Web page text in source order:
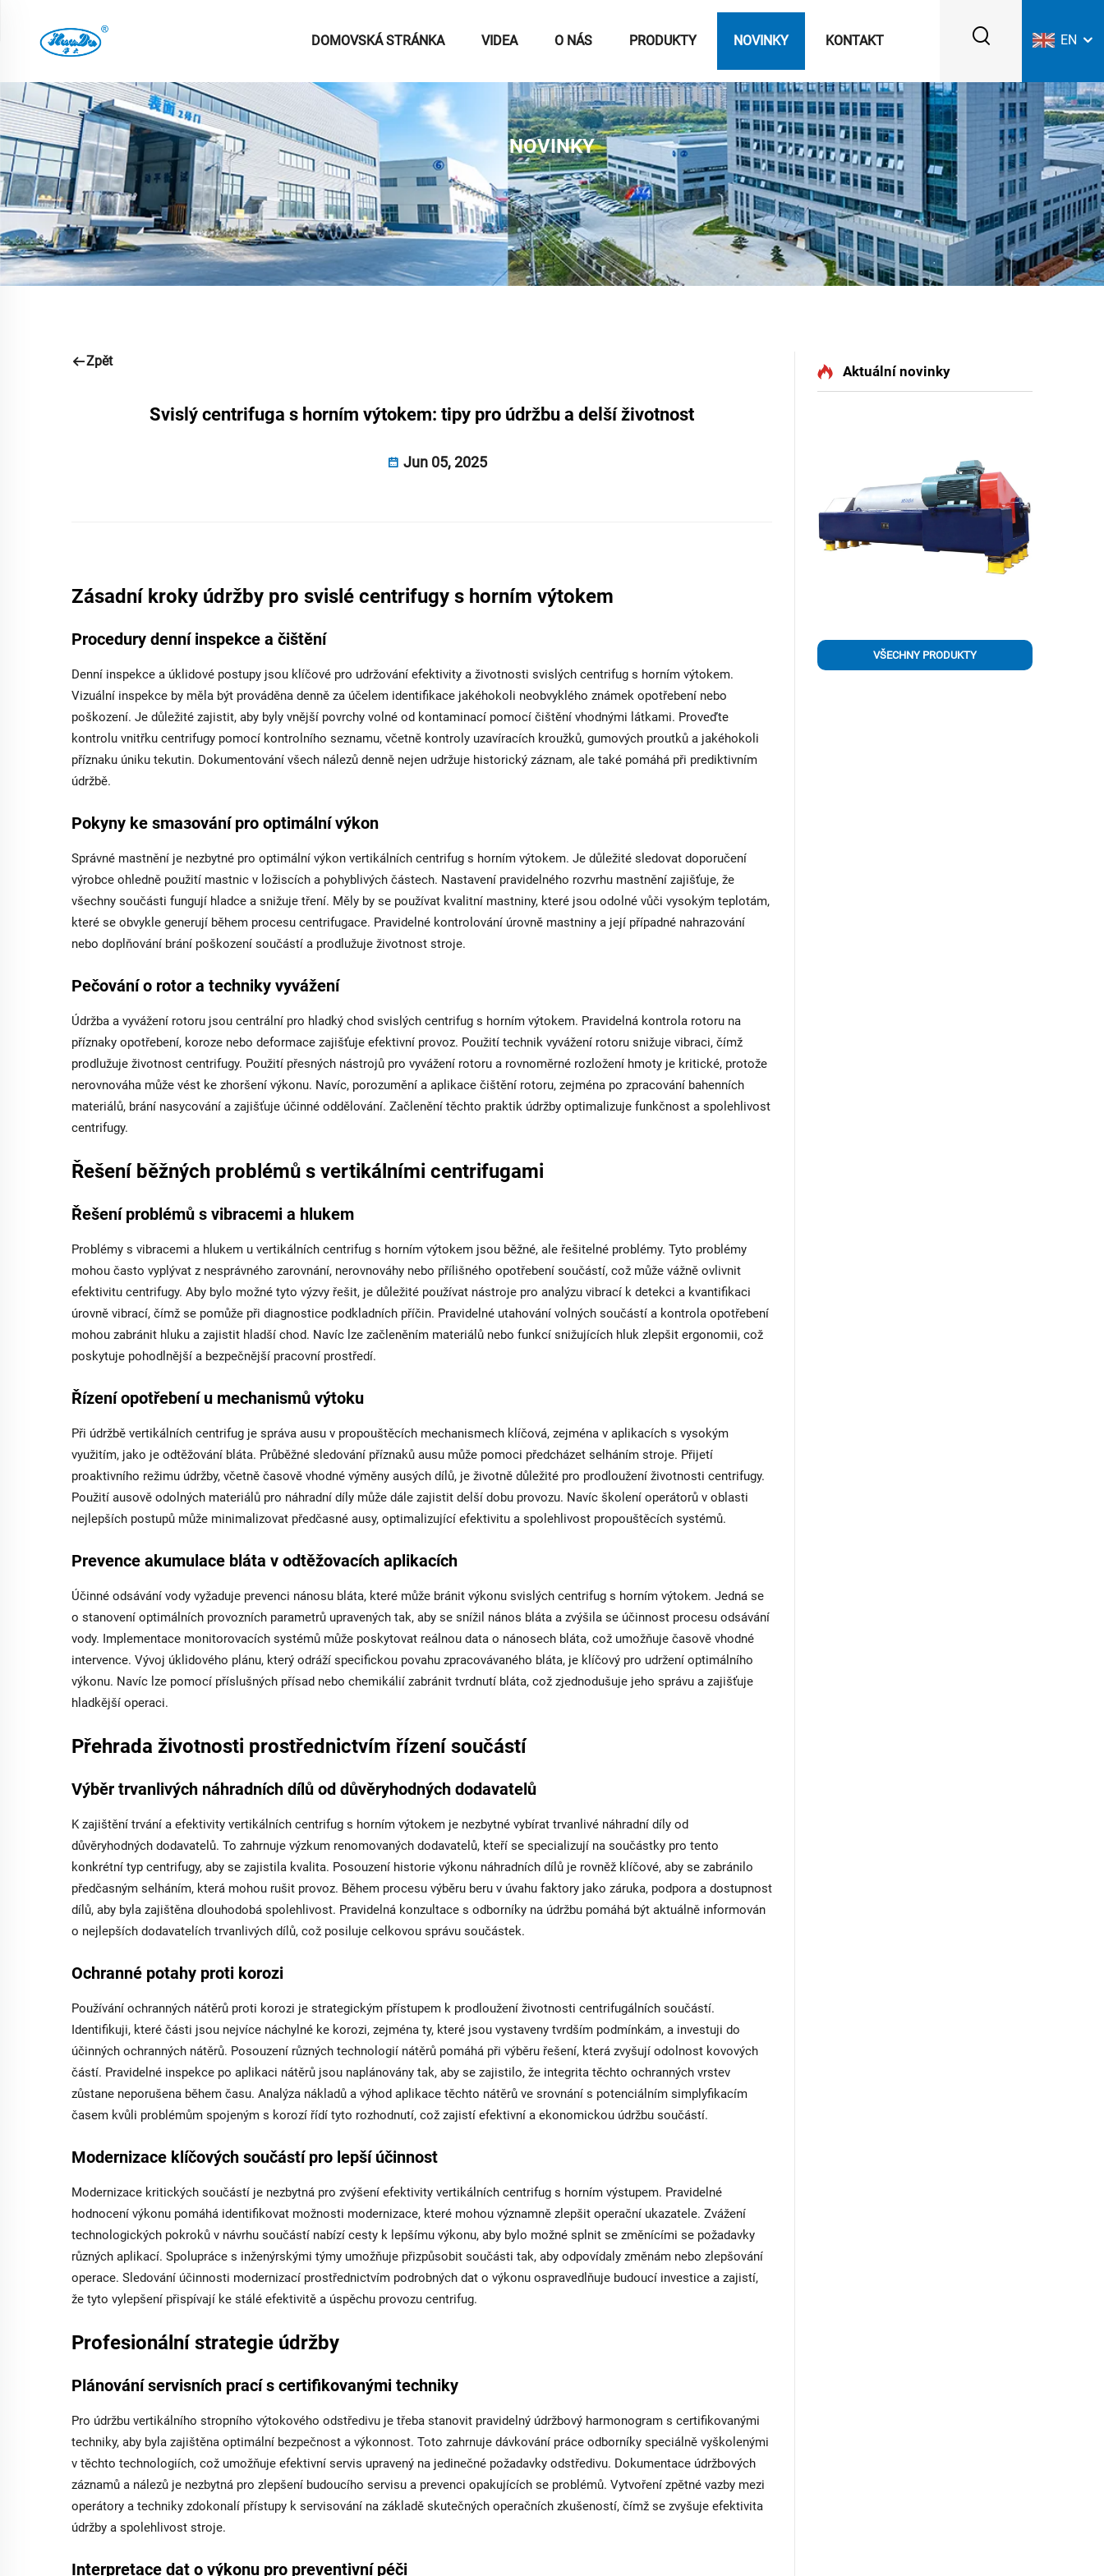
DOMOVSKÁ STRÁNKA VIDEA O NÁS PRODUKTY NOVINKY KONTAKT EN
NOVINKY
Zpět
Svislý centrifuga s horním výtokem: tipy pro údržbu a delší životnost
Jun 05, 2025
Zásadní kroky údržby pro svislé centrifugy s horním výtokem
Procedury denní inspekce a čištění
Denní inspekce a úklidové postupy jsou klíčové pro udržování efektivity a životnosti svislých centrifug s horním výtokem.
Vizuální inspekce by měla být prováděna denně za účelem identifikace jakéhokoli neobvyklého známek opotřebení nebo
poškození. Je důležité zajistit, aby byly vnější povrchy volné od kontaminací pomocí čištění vhodnými látkami. Proveďte
kontrolu vnitřku centrifugy pomocí kontrolního seznamu, včetně kontroly uzavíracích kroužků, gumových proutků a jakéhokoli
příznaku úniku tekutin. Dokumentování všech nálezů denně nejen udržuje historický záznam, ale také pomáhá při prediktivním
údržbě.
Pokyny ke smазování pro optimální výkon
Správné mastnění je nezbytné pro optimální výkon vertikálních centrifug s horním výtokem. Je důležité sledovat doporučení
výrobce ohledně použití mastnic v ložiscích a pohyblivých částech. Nastavení pravidelného rozvrhu mastnění zajišťuje, že
všechny součásti fungují hladce a snižuje tření. Měly by se používat kvalitní mastniny, které jsou odolné vůči vysokým teplotám,
které se obvykle generují během procesu centrifugace. Pravidelné kontrolování úrovně mastniny a její případné nahrazování
nebo doplňování brání poškození součástí a prodlužuje životnost stroje.
Pečování o rotor a techniky vyvážení
Údržba a vyvážení rotoru jsou centrální pro hladký chod svislých centrifug s horním výtokem. Pravidelná kontrola rotoru na
příznaky opotřebení, koroze nebo deformace zajišťuje efektivní provoz. Použití technik vyvážení rotoru snižuje vibraci, čímž
prodlužuje životnost centrifugy. Použití přesných nástrojů pro vyvážení rotoru a rovnoměrné rozložení hmoty je kritické, protože
nerovnováha může vést ke zhoršení výkonu. Navíc, porozumění a aplikace čištění rotoru, zejména po zpracování bahenních
materiálů, brání nasycování a zajišťuje účinné oddělování. Začlenění těchto praktik údržby optimalizuje funkčnost a spolehlivost
centrifugy.
Řešení běžných problémů s vertikálními centrifugami
Řešení problémů s vibracemi a hlukem
Problémy s vibracemi a hlukem u vertikálních centrifug s horním výtokem jsou běžné, ale řešitelné problémy. Tyto problémy
mohou často vyplývat z nesprávného zarovnání, nerovnováhy nebo přílišného opotřebení součástí, což může vážně ovlivnit
efektivitu centrifugy. Aby bylo možné tyto výzvy řešit, je důležité používat nástroje pro analýzu vibrací k detekci a kvantifikaci
úrovně vibrací, čímž se pomůže při diagnostice podkladních příčin. Pravidelné utahování volných součástí a kontrola opotřebení
mohou zabránit hluku a zajistit hladší chod. Navíc lze začleněním materiálů nebo funkcí snižujících hluk zlepšit ergonomii, což
poskytuje pohodlnější a bezpečnější pracovní prostředí.
Řízení opotřebení u mechanismů výtoku
Při údržbě vertikálních centrifug je správa ausu v propouštěcích mechanismech klíčová, zejména v aplikacích s vysokým
využitím, jako je odtěžování bláta. Průběžné sledování příznaků ausu může pomoci předcházet selháním stroje. Přijetí
proaktivního režimu údržby, včetně časově vhodné výměny ausých dílů, je životně důležité pro prodloužení životnosti centrifugy.
Použití ausově odolných materiálů pro náhradní díly může dále zajistit delší dobu provozu. Navíc školení operátorů v oblasti
nejlepších postupů může minimalizovat předčasné ausy, optimalizující efektivitu a spolehlivost propouštěcích systémů.
Prevence akumulace bláta v odtěžovacích aplikacích
Účinné odsávání vody vyžaduje prevenci nánosu bláta, které může bránit výkonu svislých centrifug s horním výtokem. Jedná se
o stanovení optimálních provozních parametrů upravených tak, aby se snížil nános bláta a zvýšila se účinnost procesu odsávání
vody. Implementace monitorovacích systémů může poskytovat reálnou data o nánosech bláta, což umožňuje časově vhodné
intervence. Vývoj úklidového plánu, který odráží specifickou povahu zpracovávaného bláta, je klíčový pro udržení optimálního
výkonu. Navíc lze pomocí příslušných přísad nebo chemikálií zabránit tvrdnutí bláta, což zjednodušuje jeho správu a zajišťuje
hladkější operaci.
Přehrada životnosti prostřednictvím řízení součástí
Výběr trvanlivých náhradních dílů od důvěryhodných dodavatelů
K zajištění trvání a efektivity vertikálních centrifug s horním výtokem je nezbytné vybírat trvanlivé náhradní díly od
důvěryhodných dodavatelů. To zahrnuje výzkum renomovaných dodavatelů, kteří se specializují na součástky pro tento
konkrétní typ centrifugy, aby se zajistila kvalita. Posouzení historie výkonu náhradních dílů je rovněž klíčové, aby se zabránilo
předčasným selháním, která mohou rušit provoz. Během procesu výběru beru v úvahu faktory jako záruka, podpora a dostupnost
dílů, aby byla zajištěna dlouhodobá spolehlivost. Pravidelná konzultace s odborníky na údržbu pomáhá být aktuálně informován
o nejlepších dodavatelích trvanlivých dílů, což posiluje celkovou správu součástek.
Ochranné potahy proti korozi
Používání ochranných nátěrů proti korozi je strategickým přístupem k prodloužení životnosti centrifugálních součástí.
Identifikuji, které části jsou nejvíce náchylné ke korozi, zejména ty, které jsou vystaveny tvrdším podmínkám, a investuji do
účinných ochranných nátěrů. Posouzení různých technologií nátěrů pomáhá při výběru řešení, která zvyšují odolnost kovových
částí. Pravidelné inspekce po aplikaci nátěrů jsou naplánovány tak, aby se zajistilo, že integrita těchto ochranných vrstev
zůstane neporušena během času. Analýza nákladů a výhod aplikace těchto nátěrů ve srovnání s potenciálním simplyfikacím
časem kvůli problémům spojeným s korozí řídí tyto rozhodnutí, což zajistí efektivní a ekonomickou údržbu součástí.
Modernizace klíčových součástí pro lepší účinnost
Modernizace kritických součástí je nezbytná pro zvýšení efektivity vertikálních centrifug s horním výstupem. Pravidelné
hodnocení výkonu pomáhá identifikovat možnosti modernizace, které mohou významně zlepšit operační ukazatele. Zvážení
technologických pokroků v návrhu součástí nabízí cesty k lepšímu výkonu, aby bylo možné splnit se změnícími se požadavky
různých aplikací. Spolupráce s inženýrskými týmy umožňuje přizpůsobit součásti tak, aby odpovídaly změnám nebo zlepšování
operace. Sledování účinnosti modernizací prostřednictvím podrobných dat o výkonu ospravedlňuje budoucí investice a zajistí,
že tyto vylepšení přispívají ke stálé efektivitě a úspěchu provozu centrifug.
Profesionální strategie údržby
Plánování servisních prací s certifikovanými techniky
Pro údržbu vertikálního stropního výtokového odstředivu je třeba stanovit pravidelný údržbový harmonogram s certifikovanými
techniky, aby byla zajištěna optimální bezpečnost a výkonnost. Toto zahrnuje dávkování práce odborníky speciálně vyškolenými
v těchto technologiích, což umožňuje efektivní servis upravený na jedinečné požadavky odstředivu. Dokumentace údržbových
záznamů a nálezů je nezbytná pro zlepšení budoucího servisu a prevenci opakujících se problémů. Vytvoření zpětné vazby mezi
operátory a techniky zdokonalí přístupy k servisování na základě skutečných operačních zkušeností, čímž se zvyšuje efektivita
údržby a spolehlivost stroje.
Interpretace dat o výkonu pro preventivní péči
Aktuální novinky
VŠECHNY PRODUKTY